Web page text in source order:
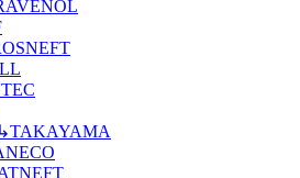
↳TAKAYAMA